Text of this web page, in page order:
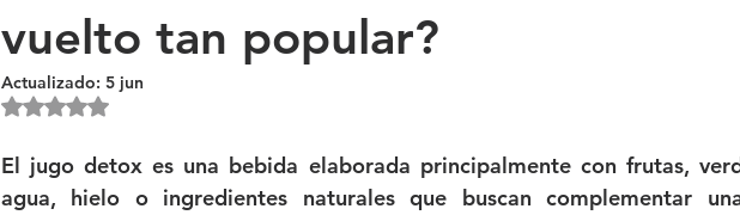
vuelto tan popular?
Actualizado: 5 jun
Obtuvo NaN de 5 estrellas.
El jugo detox es una bebida elaborada principalmente con frutas,
agua, hielo o ingredientes naturales que buscan complementar